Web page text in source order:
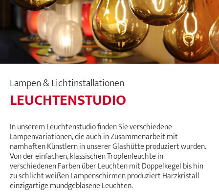
Lampen & Lichtinstallationen
LEUCHTENSTUDIO
In unserem Leuchtenstudio finden Sie verschiedene
Lampenvariationen, die auch in Zusammenarbeit mit
namhaften Künstlern in unserer Glashütte produziert wurden.
Von der einfachen, klassischen Tropfenleuchte in
verschiedenen Farben über Leuchten mit Doppelkegel bis hin
zu schlicht weißen Lampenschirmen produziert Harzkristall
einzigartige mundgeblasene Leuchten.